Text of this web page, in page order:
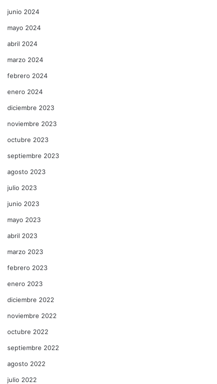
junio 2024
mayo 2024
abril 2024
marzo 2024
febrero 2024
enero 2024
diciembre 2023
noviembre 2023
octubre 2023
septiembre 2023
agosto 2023
julio 2023
junio 2023
mayo 2023
abril 2023
marzo 2023
febrero 2023
enero 2023
diciembre 2022
noviembre 2022
octubre 2022
septiembre 2022
agosto 2022
julio 2022